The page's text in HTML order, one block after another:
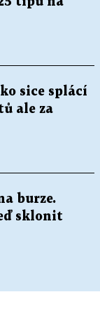
sice splácí
ale za
burze.
sklonit